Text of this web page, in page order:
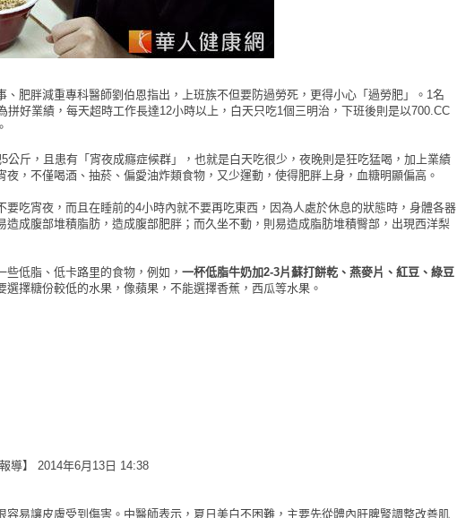
、肥胖減重專科醫師劉伯恩指出，上班族不但要防過勞死，更得小心「過勞肥」。1名
拼好業績，每天超時工作長達12小時以上，白天只吃1個三明治，下班後則是以700.CC
公斤，且患有「宵夜成癮症候群」，也就是白天吃很少，夜晚則是狂吃猛喝，加上業績
夜，不僅喝酒、抽菸、偏愛油炸類食物，又少運動，使得肥胖上身，血糖明顯偏高。
要吃宵夜，而且在睡前的4小時內就不要再吃東西，因為人處於休息的狀態時，身體各器
造成腹部堆積脂肪，造成腹部肥胖；而久坐不動，則易造成脂肪堆積臀部，出現西洋梨
低脂、低卡路里的食物，例如， 一杯低脂牛奶加2-3片蘇打餅乾、燕麥片、紅豆、綠豆
選擇糖份較低的水果，像蘋果，不能選擇香蕉，西瓜等水果。
導】 2014年6月13日 14:38
容易讓皮膚受到傷害。中醫師表示，夏日美白不困難，主要先從體內肝脾腎調整改善肌